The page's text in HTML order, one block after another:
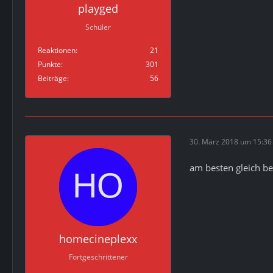
playged
Schüler
Reaktionen
21
Punkte
301
Beiträge
56
homecineplexx
Fortgeschrittener
30. März 2018 um 15:36
am besten gleich